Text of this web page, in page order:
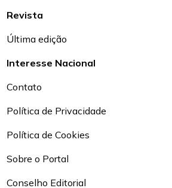
Revista
Última edição
Interesse Nacional
Contato
Política de Privacidade
Política de Cookies
Sobre o Portal
Conselho Editorial